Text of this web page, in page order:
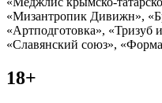
«Мизантропик Дивижн»,
«Артподготовка»,
«Славянский союз»,
18+